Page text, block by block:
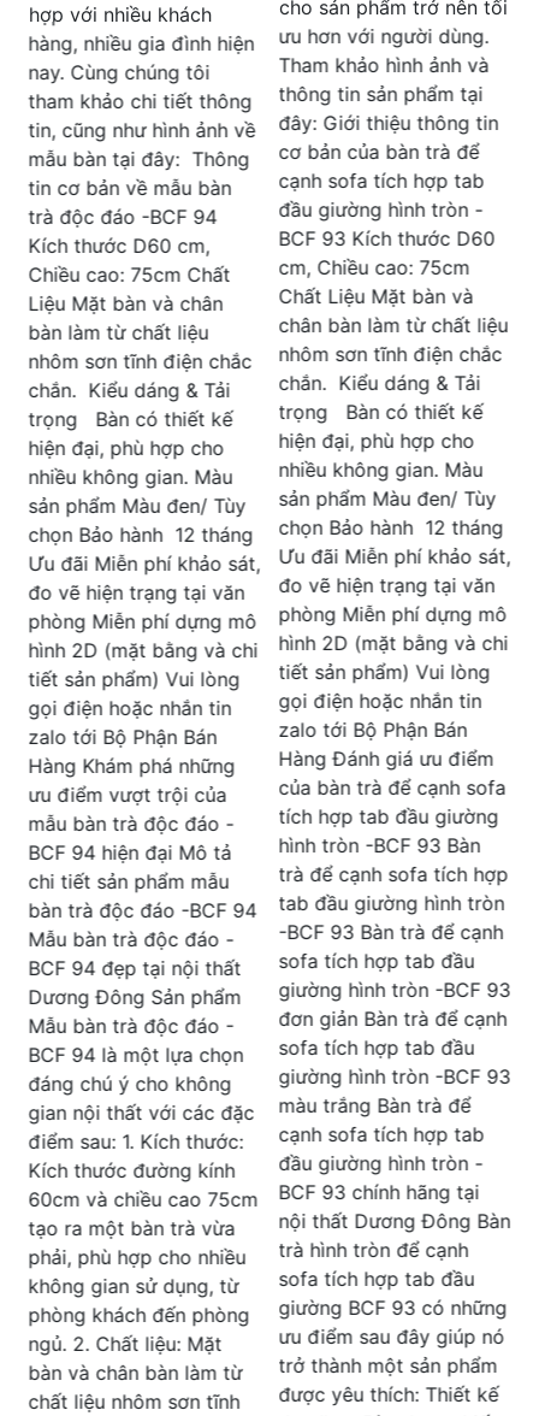
cho sản phẩm trở nên tối
ưu hơn với người dùng.
Tham khảo hình ảnh và
thông tin sản phẩm tại
đây: Giới thiệu thông tin
cơ bản của bàn trà để
cạnh sofa tích hợp tab
đầu giường hình tròn -
BCF 93 Kích thước D60
cm, Chiều cao: 75cm
Chất Liệu Mặt bàn và
chân bàn làm từ chất liệu
nhôm sơn tĩnh điện chắc
chắn. Kiểu dáng & Tải
trọng Bàn có thiết kế
hiện đại, phù hợp cho
nhiều không gian. Màu
sản phẩm Màu đen/ Tùy
chọn Bảo hành 12 tháng
Ưu đãi Miễn phí khảo sát,
đo vẽ hiện trạng tại văn
phòng Miễn phí dựng mô
hình 2D (mặt bằng và chi
tiết sản phẩm) Vui lòng
gọi điện hoặc nhắn tin
zalo tới Bộ Phận Bán
Hàng Đánh giá ưu điểm
của bàn trà để cạnh sofa
tích hợp tab đầu giường
hình tròn -BCF 93 Bàn
trà để cạnh sofa tích hợp
tab đầu giường hình tròn
-BCF 93 Bàn trà để cạnh
sofa tích hợp tab đầu
giường hình tròn -BCF 93
đơn giản Bàn trà để cạnh
sofa tích hợp tab đầu
giường hình tròn -BCF 93
màu trắng Bàn trà để
cạnh sofa tích hợp tab
đầu giường hình tròn -
BCF 93 chính hãng tại
nội thất Dương Đông Bàn
trà hình tròn để cạnh
sofa tích hợp tab đầu
giường BCF 93 có những
ưu điểm sau đây giúp nó
trở thành một sản phẩm
được yêu thích: Thiết kế
hình ảnh, cũng như thông
tin chi tiết tại đây: Bảng
thông số kỹ thuật của
bàn cafe gỗ -BCF 92
hiện đại Kích thước 60x
60cm, Chiều cao: 75cm
Chất Liệu Chân đế mâm
sắt , Mặt bàn bằng gỗ
cao cấp Kiểu dáng & Tải
trọng Bàn có thiết kế
hiện đại, phù hợp cho
nhiều không gian. Màu
sản phẩm Màu đen/ Tùy
chọn Bảo hành 12 tháng
Ưu đãi Miễn phí khảo sát,
đo vẽ hiện trạng tại văn
phòng Miễn phí dựng mô
hình 2D (mặt bằng và chi
tiết sản phẩm) Vui lòng
gọi điện hoặc nhắn tin
zalo tới Bộ Phận Bán
Hàng Tư vấn sử dụng,
đánh giá về sản phẩm
bàn cafe gỗ -BCF 92 Bàn
cafe gỗ -BCF 92 phù hợp
cho nhiều không gian nội
thất Bàn cafe gỗ -BCF
92 có chân bàn chắc
chắn và bền bỉ Bàn cafe
gỗ -BCF 92 có nhiều
màu sắc đa dạng khác
nhau Bàn cafe gỗ -BCF
92 màu đen 1. Chất liệu:
Chân đế mâm sắt : Cung
cấp độ bền và ổn định
cao, đảm bảo sự chắc
chắn cho bàn. Mặt bàn
bằng gỗ cao cấp: Tạo
nên vẻ đẹp tự nhiên và
sang trọng cho sản
phẩm. Gỗ cao cấp cũng
mang lại độ bền và độ
bền màu cao. 2. Thiết kế:
Hình dáng vuông cạnh
kích thước 60x60cm:
Tạo ra một diện tích sử
dụng phù hợp và tiện lợi
cho việc đặt đồ uống và